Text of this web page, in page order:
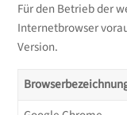
Für den Betrieb der
Internetbrowser
Version.